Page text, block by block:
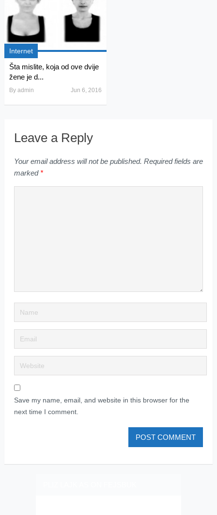
Internet
Šta mislite, koja od ove dvije
žene je d...
By admin Jun 6, 2016
Leave a Reply
Your email address will not be published. Required fields are
marked *
Save my name, email, and website in this browser for the
next time I comment.